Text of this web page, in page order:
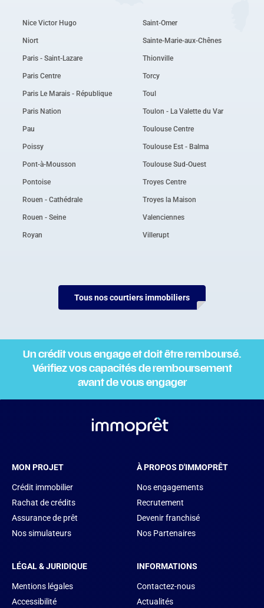
Nice Victor Hugo
Niort
Paris - Saint-Lazare
Paris Centre
Paris Le Marais - République
Paris Nation
Pau
Poissy
Pont-à-Mousson
Pontoise
Rouen - Cathédrale
Rouen - Seine
Royan
Saint-Omer
Sainte-Marie-aux-Chênes
Thionville
Torcy
Toul
Toulon - La Valette du Var
Toulouse Centre
Toulouse Est - Balma
Toulouse Sud-Ouest
Troyes Centre
Troyes la Maison
Valenciennes
Villerupt
Tous nos courtiers immobiliers
Un crédit vous engage et doit être remboursé.
Vérifiez vos capacités de remboursement
avant de vous engager
MON PROJET
Crédit immobilier
Rachat de crédits
Assurance de prêt
Nos simulateurs
À PROPOS D'IMMOPRÊT
Nos engagements
Recrutement
Devenir franchisé
Nos Partenaires
LÉGAL & JURIDIQUE
Mentions légales
Accessibilité
INFORMATIONS
Contactez-nous
Actualités